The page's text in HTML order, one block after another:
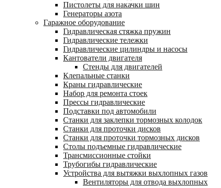
Пистолеты для накачки шин
Генераторы азота
Гаражное оборудование
Гидравлическая стяжка пружин
Гидравлические тележки
Гидравлические цилиндры и насосы
Кантователи двигателя
Стенды для двигателей
Клепальные станки
Краны гидравлические
Набор для ремонта стоек
Прессы гидравлические
Подставки под автомобили
Станки для заклепки тормозных колодок
Станки для проточки дисков
Станки для проточки тормозных дисков
Столы подъемные гидравлические
Трансмиссионные стойки
Трубогибы гидравлические
Устройства для вытяжки выхлопных газов
Вентиляторы для отвода выхлопных